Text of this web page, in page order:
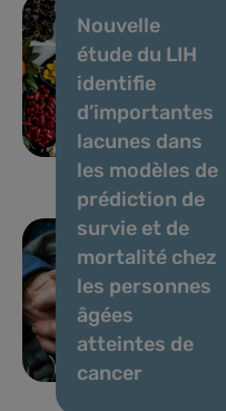
des risques
chimiques et
nutritionnels
au
Luxembourg
Nouvelle
étude du LIH
identifie
d’importantes
lacunes dans
les modèles de
prédiction de
survie et de
mortalité chez
les personnes
âgées
atteintes de
cancer